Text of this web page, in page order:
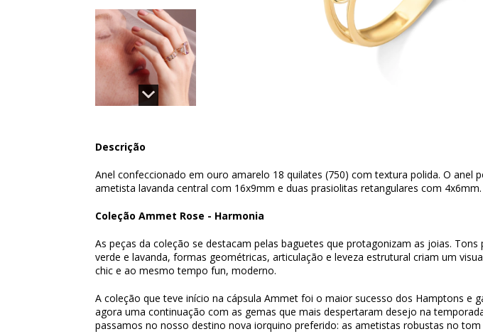
Descrição
Anel confeccionado em ouro amarelo 18 quilates (750) com textura polida. O anel
ametista lavanda central com 16x9mm e duas prasiolitas retangulares com 4x6mm.
Coleção Ammet Rose - Harmonia
As peças da coleção se destacam pelas baguetes que protagonizam as joias. Tons
verde e lavanda, formas geométricas, articulação e leveza estrutural criam um
chic e ao mesmo tempo fun, moderno.
A coleção que teve início na cápsula Ammet foi o maior sucesso dos Hamptons e
agora uma continuação com as gemas que mais despertaram desejo na
passamos no nosso destino nova iorquino preferido: as ametistas robustas no tom